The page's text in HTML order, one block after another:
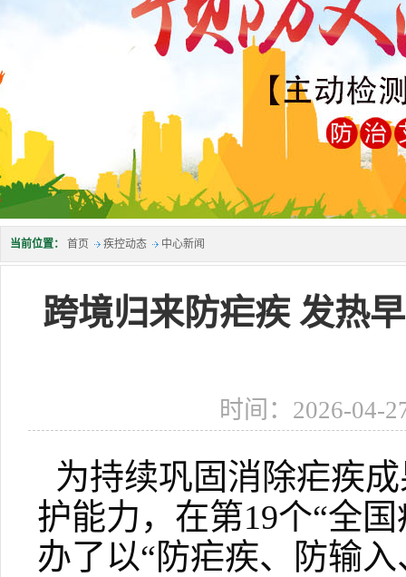
当前位置： 首页 疾控动态 中心新闻
跨境归来防疟疾 发热
时间：2026-04-
为持续巩固消除疟疾
护能力，在第19个“全
办了以“防疟疾、防输